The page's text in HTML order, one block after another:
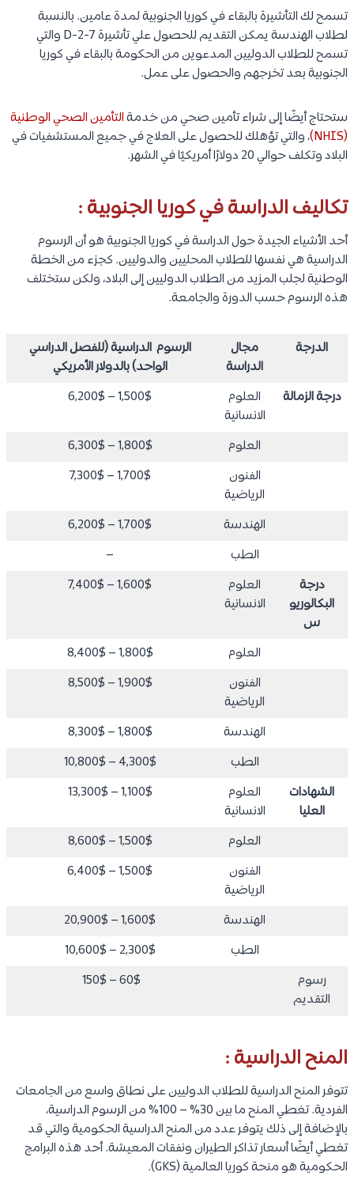
تسمح لك التأشيرة بالبقاء في كوريا الجنوبية لمدة عامين. بالنسبة
لطلاب الهندسة يمكن التقديم للحصول علي تأشيرة D-2-7 والتي
تسمح للطلاب الدوليين المدعوين من الحكومة بالبقاء في كوريا
الجنوبية بعد تخرجهم والحصول على عمل.
ستحتاج أيضًا إلى شراء تأمين صحي من خدمةالتأمين الصحي الوطنية
(NHIS)
، والتي تؤهلك للحصول على العلاج في جميع المستشفيات في
البلاد وتكلف حوالي 20 دولارًا أمريكيًا في الشهر.
تكاليف الدراسة في كوريا الجنوبية :
أحد الأشياء الجيدة حول الدراسة في كوريا الجنوبية هو أن الرسوم
الدراسية هي نفسها للطلاب المحليين والدوليين. كجزء من الخطة
الوطنية لجلب المزيد من الطلاب الدوليين إلى البلاد، ولكن ستختلف
هذه الرسوم حسب الدورة والجامعة.
الدرجة
مجال
الدراسة
الرسوم الدراسية (للفصل الدراسي
الواحد) بالدولار الأمريكي
درجة الزمالة
العلوم
الانسانية
1,500$ – 6,200$
العلوم
1,800$ – 6,300$
الفنون
الرياضية
1,700$ – 7,300$
الهندسة
1,700$ – 6,200$
الطب
–
درجة
البكالوريو
س
العلوم
الانسانية
1,600$ – 7,400$
العلوم
1,800$ – 8,400$
الفنون
الرياضية
1,900$ – 8,500$
الهندسة
1,800$ – 8,300$
الطب
4,300$ – 10,800$
الشهادات
العليا
العلوم
الانسانية
1,100$ – 13,300$
العلوم
1,500$ – 8,600$
الفنون
الرياضية
1,500$ – 6,400$
الهندسة
1,600$ – 20,900$
الطب
2,300$ – 10,600$
رسوم
التقديم
60$ – 150$
المنح الدراسية :
تتوفر المنح الدراسية للطلاب الدوليين على نطاق واسع من الجامعات
الفردية. تغطي المنح ما بين 30% – 100% من الرسوم الدراسية،
بالإضافة إلى ذلك يتوفر عدد من المنح الدراسية الحكومية والتي قد
تغطي أيضًا أسعار تذاكر الطيران ونفقات المعيشة. أحد هذه البرامج
الحكومية هو منحة كوريا العالمية (GKS).